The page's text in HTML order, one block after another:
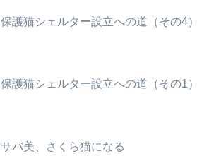
保護猫シェルター設立への道（その4）
保護猫シェルター設立への道（その1）
サバ美、さくら猫になる